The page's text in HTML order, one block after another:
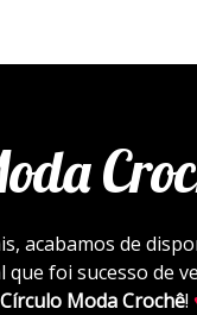
acabamos de
foi sucesso de
Círculo Moda Crochê!